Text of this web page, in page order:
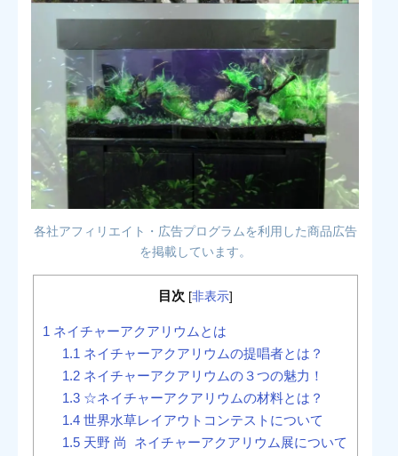
各社アフィリエイト・広告プログラムを利用した商品広告
を掲載しています。
目次 [非表示]
1 ネイチャーアクアリウムとは
1.1 ネイチャーアクアリウムの提唱者とは？
1.2 ネイチャーアクアリウムの３つの魅力！
1.3 ☆ネイチャーアクアリウムの材料とは？
1.4 世界水草レイアウトコンテストについて
1.5 天野 尚 ネイチャーアクアリウム展について